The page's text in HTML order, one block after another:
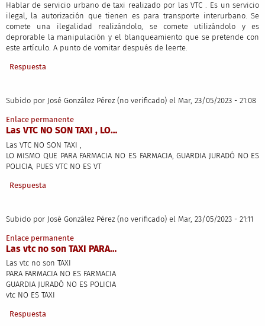
Hablar de servicio urbano de taxi realizado por las VTC . Es un servicio
ilegal, la autorización que tienen es para transporte interurbano. Se
comete una ilegalidad realizándolo, se comete utilizándolo y es
deprorable la manipulación y el blanqueamiento que se pretende con
este artículo. A punto de vomitar después de leerte.
Respuesta
Subido por José González Pérez (no verificado) el Mar, 23/05/2023 - 21:08
Enlace permanente
Las VTC NO SON TAXI , LO…
Las VTC NO SON TAXI ,
LO MISMO QUE PARA FARMACIA NO ES FARMACIA, GUARDIA JURADÓ NO ES
POLICIA, PUES VTC NO ES VT
Respuesta
Subido por José González Pérez (no verificado) el Mar, 23/05/2023 - 21:11
Enlace permanente
Las vtc no son TAXI PARA…
Las vtc no son TAXI
PARA FARMACIA NO ES FARMACIA
GUARDIA JURADÓ NO ES POLICIA
vtc NO ES TAXI
Respuesta